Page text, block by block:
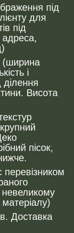
під
для
під
адреса,
(ширина
і
Висота
пісок,
Доставка